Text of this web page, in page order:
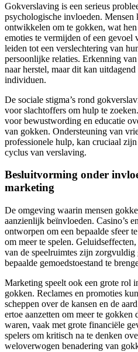
Gokverslaving is een serieus
psychologische invloeden. Mensen
ontwikkelen om te gokken, wat
emoties te vermijden of een gevoel
leiden tot een verslechtering van
persoonlijke relaties. Erkenning
naar herstel, maar dit kan
individuen.
De sociale stigma’s rond
voor slachtoffers om hulp te
voor bewustwording en educatie
van gokken. Ondersteuning van
professionele hulp, kan cruciaal
cyclus van verslaving.
Besluitvorming onder
marketing
De omgeving waarin mensen
aanzienlijk beïnvloeden. Casino’s
ontworpen om een bepaalde sfeer
om meer te spelen.
van de speelruimtes zijn zorgvuldig
bepaalde gemoedstoestand te
Marketing speelt ook een grote rol
gokken. Reclames en promoties
scheppen over de kansen en de
ertoe aanzetten om meer te
waren, vaak met grote financiële
spelers om kritisch na te denken
weloverwogen benadering van